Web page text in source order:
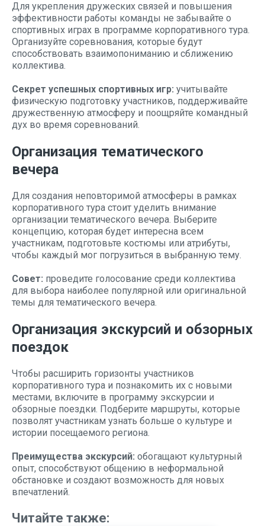
Для укрепления дружеских связей и повышения
эффективности работы команды не забывайте о
спортивных играх в программе корпоративного тура.
Организуйте соревнования, которые будут
способствовать взаимопониманию и сближению
коллектива.
Секрет успешных спортивных игр: учитывайте
физическую подготовку участников, поддерживайте
дружественную атмосферу и поощряйте командный
дух во время соревнований.
Организация тематического
вечера
Для создания неповторимой атмосферы в рамках
корпоративного тура стоит уделить внимание
организации тематического вечера. Выберите
концепцию, которая будет интересна всем
участникам, подготовьте костюмы или атрибуты,
чтобы каждый мог погрузиться в выбранную тему.
Совет: проведите голосование среди коллектива
для выбора наиболее популярной или оригинальной
темы для тематического вечера.
Организация экскурсий и обзорных
поездок
Чтобы расширить горизонты участников
корпоративного тура и познакомить их с новыми
местами, включите в программу экскурсии и
обзорные поездки. Подберите маршруты, которые
позволят участникам узнать больше о культуре и
истории посещаемого региона.
Преимущества экскурсий: обогащают культурный
опыт, способствуют общению в неформальной
обстановке и создают возможность для новых
впечатлений.
Читайте также: